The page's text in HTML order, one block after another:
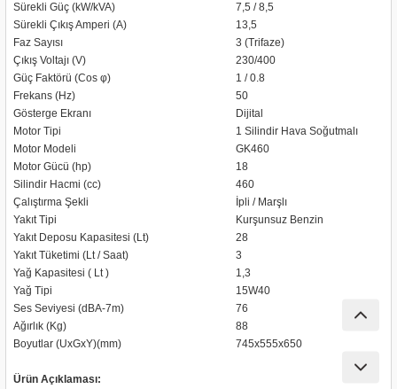
Mak.
Sürekli Güç (kW/kVA)
7,5 / 8,5
Sürekli Çıkış Amperi (A)
13,5
Faz Sayısı
3 (Trifaze)
Çıkış Voltajı (V)
230/400
Güç Faktörü (Cos φ)
1 / 0.8
Frekans (Hz)
50
Gösterge Ekranı
Dijital
Motor Tipi
1 Silindir Hava Soğutmalı
Motor Modeli
GK460
Motor Gücü (hp)
18
Silindir Hacmi (cc)
460
Çalıştırma Şekli
İpli / Marşlı
Yakıt Tipi
Kurşunsuz Benzin
Yakıt Deposu Kapasitesi (Lt)
28
Yakıt Tüketimi (Lt / Saat)
3
Yağ Kapasitesi ( Lt )
1,3
Yağ Tipi
15W40
Ses Seviyesi (dBA-7m)
76
Ağırlık (Kg)
88
Boyutlar (UxGxY)(mm)
745x555x650
Ürün Açıklaması: